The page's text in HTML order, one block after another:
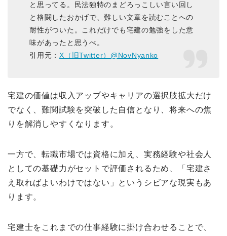
と思ってる。民法独特のまどろっこしい言い回し
と格闘したおかげで、難しい文章を読むことへの
耐性がついた。これだけでも宅建の勉強をした意
味があったと思うべ。
引用元：X（旧Twitter）@NovNyanko
宅建の価値は収入アップやキャリアの選択肢拡大だけ
でなく、難関試験を突破した自信となり、将来への焦
りを解消しやすくなります。
一方で、転職市場では資格に加え、実務経験や社会人
としての基礎力がセットで評価されるため、「宅建さ
え取ればよいわけではない」というシビアな現実もあ
ります。
宅建士をこれまでの仕事経験に掛け合わせることで、